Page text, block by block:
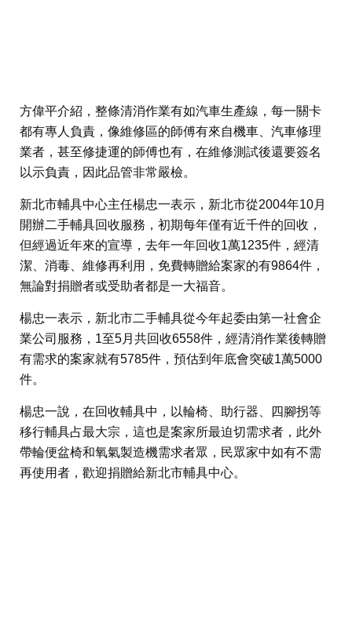
方偉平介紹，整條清消作業有如汽車生產線，每一關卡
都有專人負責，像維修區的師傅有來自機車、汽車修理
業者，甚至修捷運的師傅也有，在維修測試後還要簽名
以示負責，因此品管非常嚴檢。
新北市輔具中心主任楊忠一表示，新北市從2004年10月
開辦二手輔具回收服務，初期每年僅有近千件的回收，
但經過近年來的宣導，去年一年回收1萬1235件，經清
潔、消毒、維修再利用，免費轉贈給案家的有9864件，
無論對捐贈者或受助者都是一大福音。
楊忠一表示，新北市二手輔具從今年起委由第一社會企
業公司服務，1至5月共回收6558件，經清消作業後轉贈
有需求的案家就有5785件，預估到年底會突破1萬5000
件。
楊忠一說，在回收輔具中，以輪椅、助行器、四腳拐等
移行輔具占最大宗，這也是案家所最迫切需求者，此外
帶輪便盆椅和氧氣製造機需求者眾，民眾家中如有不需
再使用者，歡迎捐贈給新北市輔具中心。